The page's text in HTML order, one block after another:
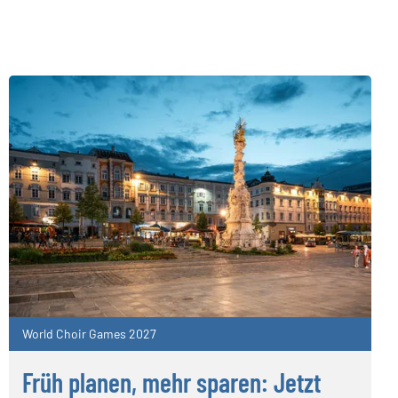
World Choir Games 2027
Früh planen, mehr sparen: Jetzt